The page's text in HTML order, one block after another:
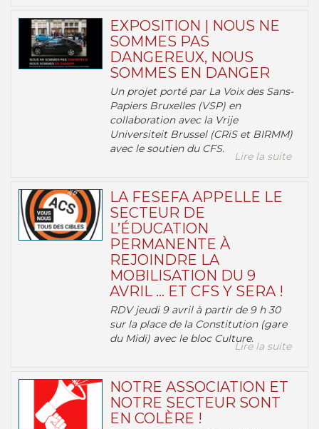
EXPOSITION | NOUS NE
SOMMES PAS
DANGEREUX, NOUS
SOMMES EN DANGER
Un projet porté par La Voix des Sans-
Papiers Bruxelles (VSP) en
collaboration avec la Vrije
Universiteit Brussel (CRiS et BIRMM)
avec le soutien du CFS.
Lire la suite
LA FESEFA APPELLE LE
SECTEUR DE
L’ÉDUCATION
PERMANENTE À
REJOINDRE LA
MOBILISATION DU 9
AVRIL … ET CFS Y SERA !
RDV jeudi 9 avril à partir de 9 h 30
sur la place de la Constitution (gare
du Midi) avec le bloc Culture.
Lire la suite
NOTRE ASSOCIATION ET
NOTRE SECTEUR SONT
EN COLÈRE !